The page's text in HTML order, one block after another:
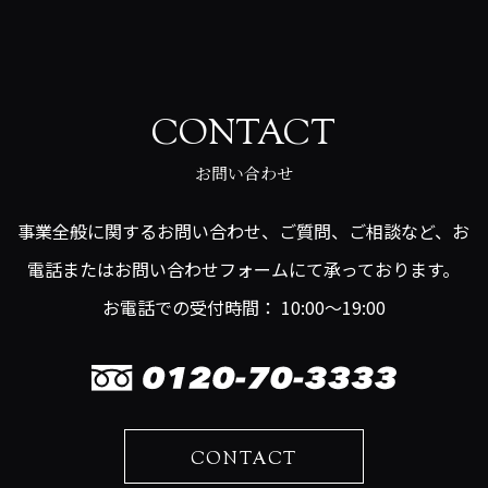
CONTACT
お問い合わせ
事業全般に関するお問い合わせ、ご質問、ご相談など、お
電話またはお問い合わせフォームにて承っております。
お電話での受付時間： 10:00～19:00
CONTACT